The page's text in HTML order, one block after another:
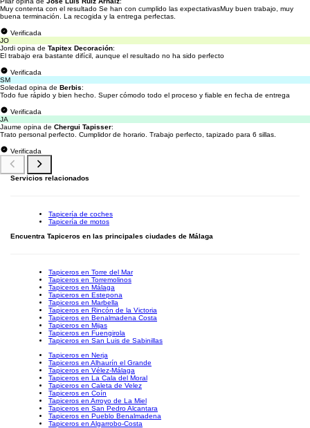
Muy contenta con el resultado Se han con cumplido las expectativasMuy buen trabajo, muy
buena terminación. La recogida y la entrega perfectas.
Verificada
JO
Jordi opina de Tapitex Decoración:
El trabajo era bastante difícil, aunque el resultado no ha sido perfecto
Verificada
SM
Soledad opina de Berbis:
Todo fue rápido y bien hecho. Super cómodo todo el proceso y fiable en fecha de entrega
Verificada
JA
Jaume opina de Chergui Tapisser:
Trato personal perfecto. Cumplidor de horario. Trabajo perfecto, tapizado para 6 sillas.
Verificada
Servicios relacionados
Tapicería de coches
Tapicería de motos
Encuentra Tapiceros en las principales ciudades de Málaga
Tapiceros en Torre del Mar
Tapiceros en Torremolinos
Tapiceros en Málaga
Tapiceros en Estepona
Tapiceros en Marbella
Tapiceros en Rincón de la Victoria
Tapiceros en Benalmadena Costa
Tapiceros en Mijas
Tapiceros en Fuengirola
Tapiceros en San Luis de Sabinillas
Tapiceros en Nerja
Tapiceros en Alhaurín el Grande
Tapiceros en Vélez-Málaga
Tapiceros en La Cala del Moral
Tapiceros en Caleta de Velez
Tapiceros en Coín
Tapiceros en Arroyo de La Miel
Tapiceros en San Pedro Alcantara
Tapiceros en Pueblo Benalmadena
Tapiceros en Algarrobo-Costa